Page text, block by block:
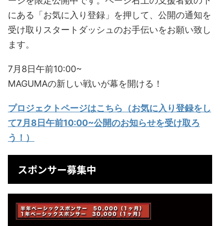
にある「お気に入り登録」を押して、公開の通知を
受け取りスタートダッシュのお手伝いをお願い致し
ます。
7月8日午前10:00~
MAGUMAの新しい戦いが幕を開ける！
プロジェクトページはこちら（お気に入り登録をし
て7月8日午前10:00~公開のお知らせを受け取ろ
う！）
スポンサー募集中